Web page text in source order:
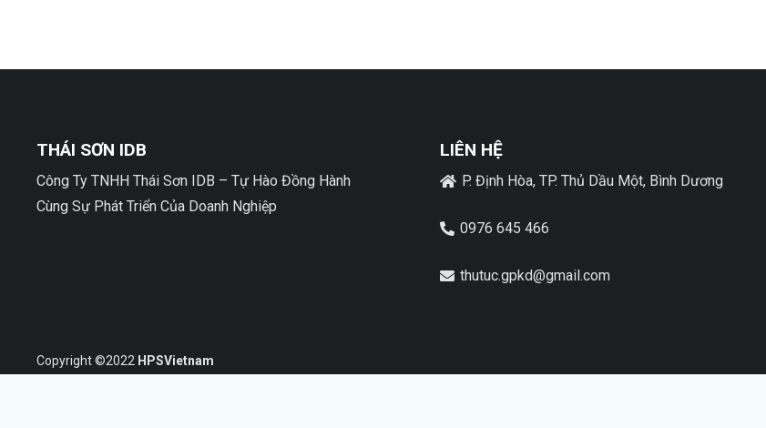
THÁI SƠN IDB
Công Ty TNHH Thái Sơn IDB – Tự Hào Đồng Hành
Cùng Sự Phát Triển Của Doanh Nghiệp
LIÊN HỆ
P. Định Hòa, TP. Thủ Dầu Một, Bình Dương
0976 645 466
thutuc.gpkd@gmail.com
Copyright ©2022 HPSVietnam